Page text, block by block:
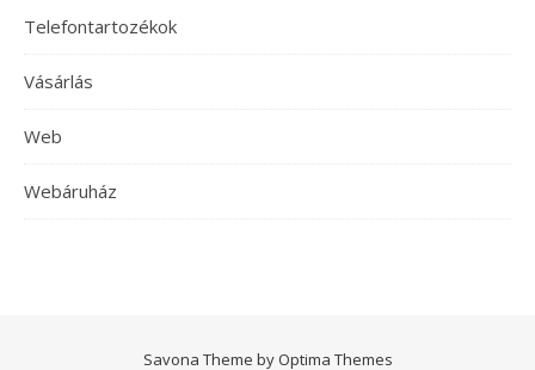
Telefontartozékok
Vásárlás
Web
Webáruház
Savona Theme by Optima Themes